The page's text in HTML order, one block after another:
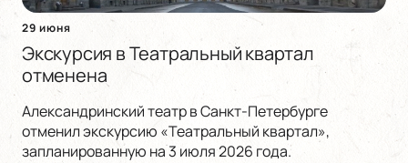
29 июня
Экскурсия в Театральный квартал
отменена
Александринский театр в Санкт-Петербурге
отменил экскурсию «Театральный квартал»,
запланированную на 3 июля 2026 года.